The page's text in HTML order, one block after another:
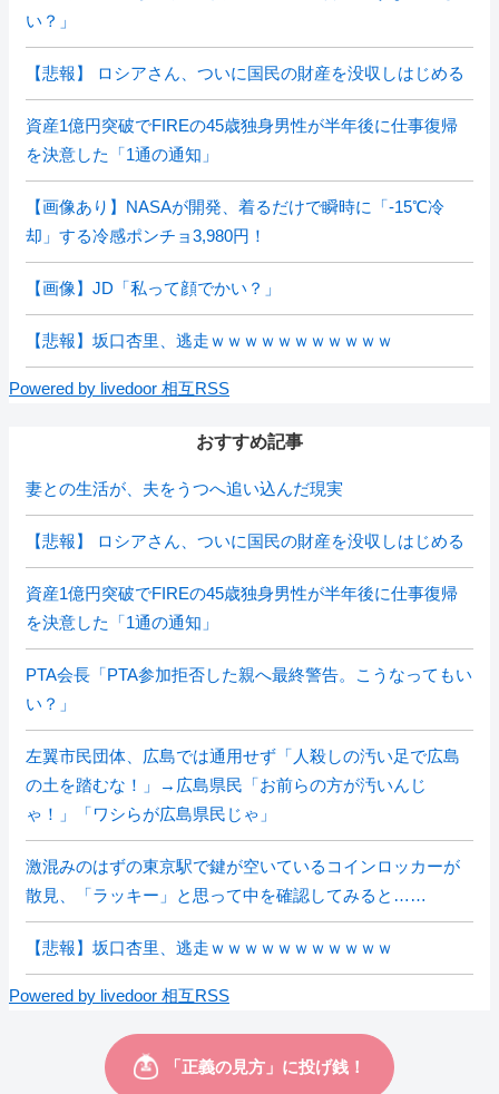
い？」
【悲報】 ロシアさん、ついに国民の財産を没収しはじめる
資産1億円突破でFIREの45歳独身男性が半年後に仕事復帰
を決意した「1通の通知」
【画像あり】NASAが開発、着るだけで瞬時に「-15℃冷
却」する冷感ポンチョ3,980円！
【画像】JD「私って顔でかい？」
【悲報】坂口杏里、逃走ｗｗｗｗｗｗｗｗｗｗｗ
Powered by livedoor 相互RSS
おすすめ記事
妻との生活が、夫をうつへ追い込んだ現実
【悲報】 ロシアさん、ついに国民の財産を没収しはじめる
資産1億円突破でFIREの45歳独身男性が半年後に仕事復帰
を決意した「1通の通知」
PTA会長「PTA参加拒否した親へ最終警告。こうなってもい
い？」
左翼市民団体、広島では通用せず「人殺しの汚い足で広島
の土を踏むな！」→広島県民「お前らの方が汚いんじ
ゃ！」「ワシらが広島県民じゃ」
激混みのはずの東京駅で鍵が空いているコインロッカーが
散見、「ラッキー」と思って中を確認してみると……
【悲報】坂口杏里、逃走ｗｗｗｗｗｗｗｗｗｗｗ
Powered by livedoor 相互RSS